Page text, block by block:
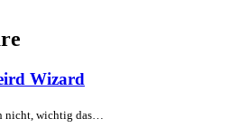
Wizard
nicht, wichtig das…